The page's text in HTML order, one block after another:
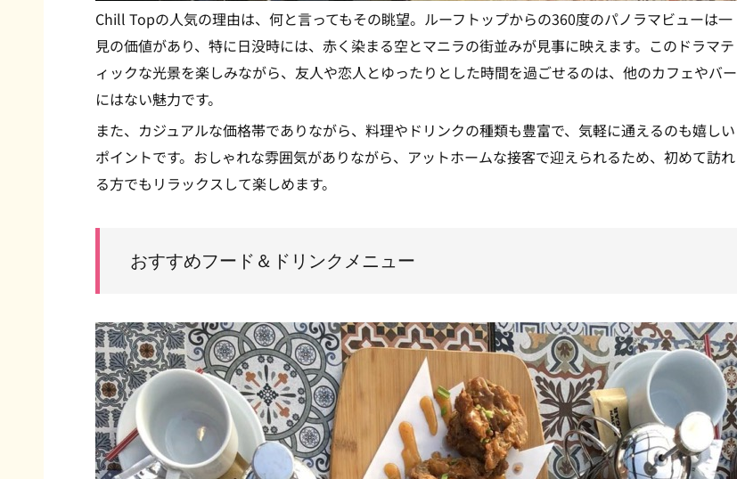
Chill Topの人気の理由は、何と言ってもその眺望。ルーフトップからの360度のパノラマビューは一
見の価値があり、特に日没時には、赤く染まる空とマニラの街並みが見事に映えます。このドラマテ
ィックな光景を楽しみながら、友人や恋人とゆったりとした時間を過ごせるのは、他のカフェやバー
にはない魅力です。
また、カジュアルな価格帯でありながら、料理やドリンクの種類も豊富で、気軽に通えるのも嬉しい
ポイントです。おしゃれな雰囲気がありながら、アットホームな接客で迎えられるため、初めて訪れ
る方でもリラックスして楽しめます。
おすすめフード＆ドリンクメニュー